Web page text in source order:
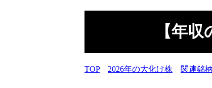
【年
TOP 2026年の大化け株 関連銘柄